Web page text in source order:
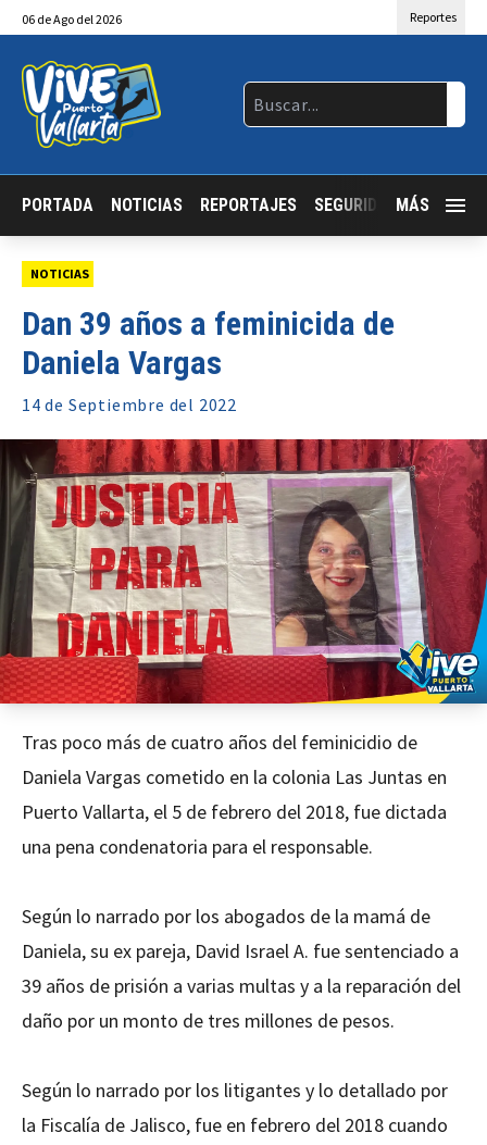
06 deAgo del 2026 Reportes
PORTADA NOTICIAS REPORTAJES SEGURIDAD JALISCO
MÁS
NOTICIAS
Dan 39 años a feminicida de
Daniela Vargas
14 de Septiembre del 2022
Tras poco más de cuatro años del feminicidio de
Daniela Vargas cometido en la colonia Las Juntas en
Puerto Vallarta, el 5 de febrero del 2018, fue dictada
una pena condenatoria para el responsable.
Según lo narrado por los abogados de la mamá de
Daniela, su ex pareja, David Israel A. fue sentenciado a
39 años de prisión a varias multas y a la reparación del
daño por un monto de tres millones de pesos.
Según lo narrado por los litigantes y lo detallado por
la Fiscalía de Jalisco, fue en febrero del 2018 cuando